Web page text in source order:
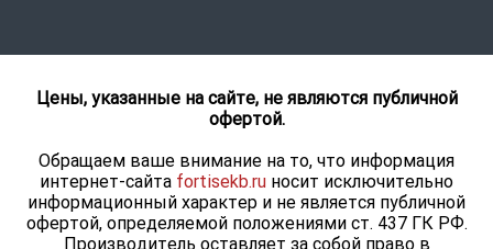
Цены, указанные на сайте, не являются публичной
офертой.
Обращаем ваше внимание на то, что информация
интернет-сайта fortisekb.ru носит исключительно
информационный характер и не является публичной
офертой, определяемой положениями ст. 437 ГК РФ.
Производитель оставляет за собой право в